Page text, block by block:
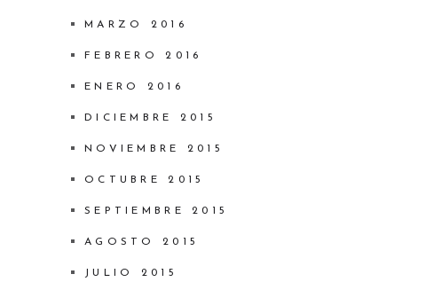
MARZO 2016
FEBRERO 2016
ENERO 2016
DICIEMBRE 2015
NOVIEMBRE 2015
OCTUBRE 2015
SEPTIEMBRE 2015
AGOSTO 2015
JULIO 2015